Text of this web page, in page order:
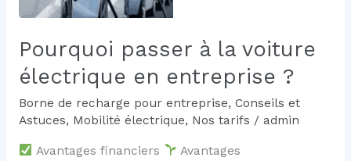
Pourquoi passer à la voiture
électrique en entreprise ?
Borne de recharge pour entreprise, Conseils et
Astuces, Mobilité électrique, Nos tarifs / admin
Avantages financiers
Avantages